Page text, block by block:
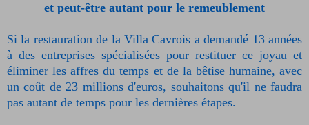
et peut-être autant pour le remeublement
Si la restauration de la Villa Cavrois a demandé 13 années
à des entreprises spécialisées pour restituer ce joyau et
éliminer les affres du temps et de la bêtise humaine, avec
un coût de 23 millions d'euros, souhaitons qu'il ne faudra
pas autant de temps pour les dernières étapes.